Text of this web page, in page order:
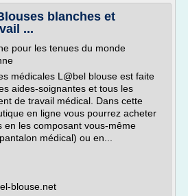
blanches et
...
pour les tenues du monde
médicales L@bel blouse est faite
aides-soignantes et tous les
de travail médical. Dans cette
en ligne vous pourrez acheter
en les composant vous-même
médical) ou en...
blouse.net